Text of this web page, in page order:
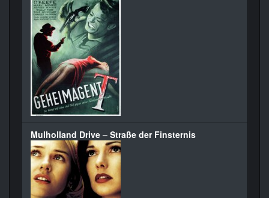
Mulholland Drive – Straße der Finsternis